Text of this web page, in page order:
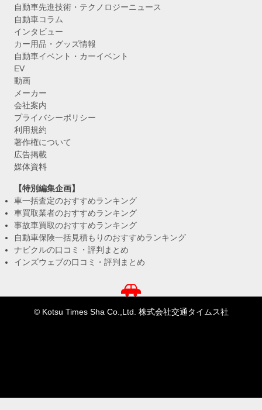
自動車先進技術・テクノロジーニュース
自動車コラム
インタビュー
カー用品・グッズ情報
自動車イベント・カーイベント
EV
動画
メーカー
会社案内
プライバシーポリシー
利用規約
著作権について
広告掲載
媒体資料
【特別編集企画】
車一括査定のおすすめランキング
車買取業者のおすすめランキング
事故車買取のおすすめランキング
自動車保険一括見積もりのおすすめランキング
ナビクルの口コミ・評判まとめ
インズウェブの口コミ・評判まとめ
© Kotsu Times Sha Co.,Ltd. 株式会社交通タイムス社